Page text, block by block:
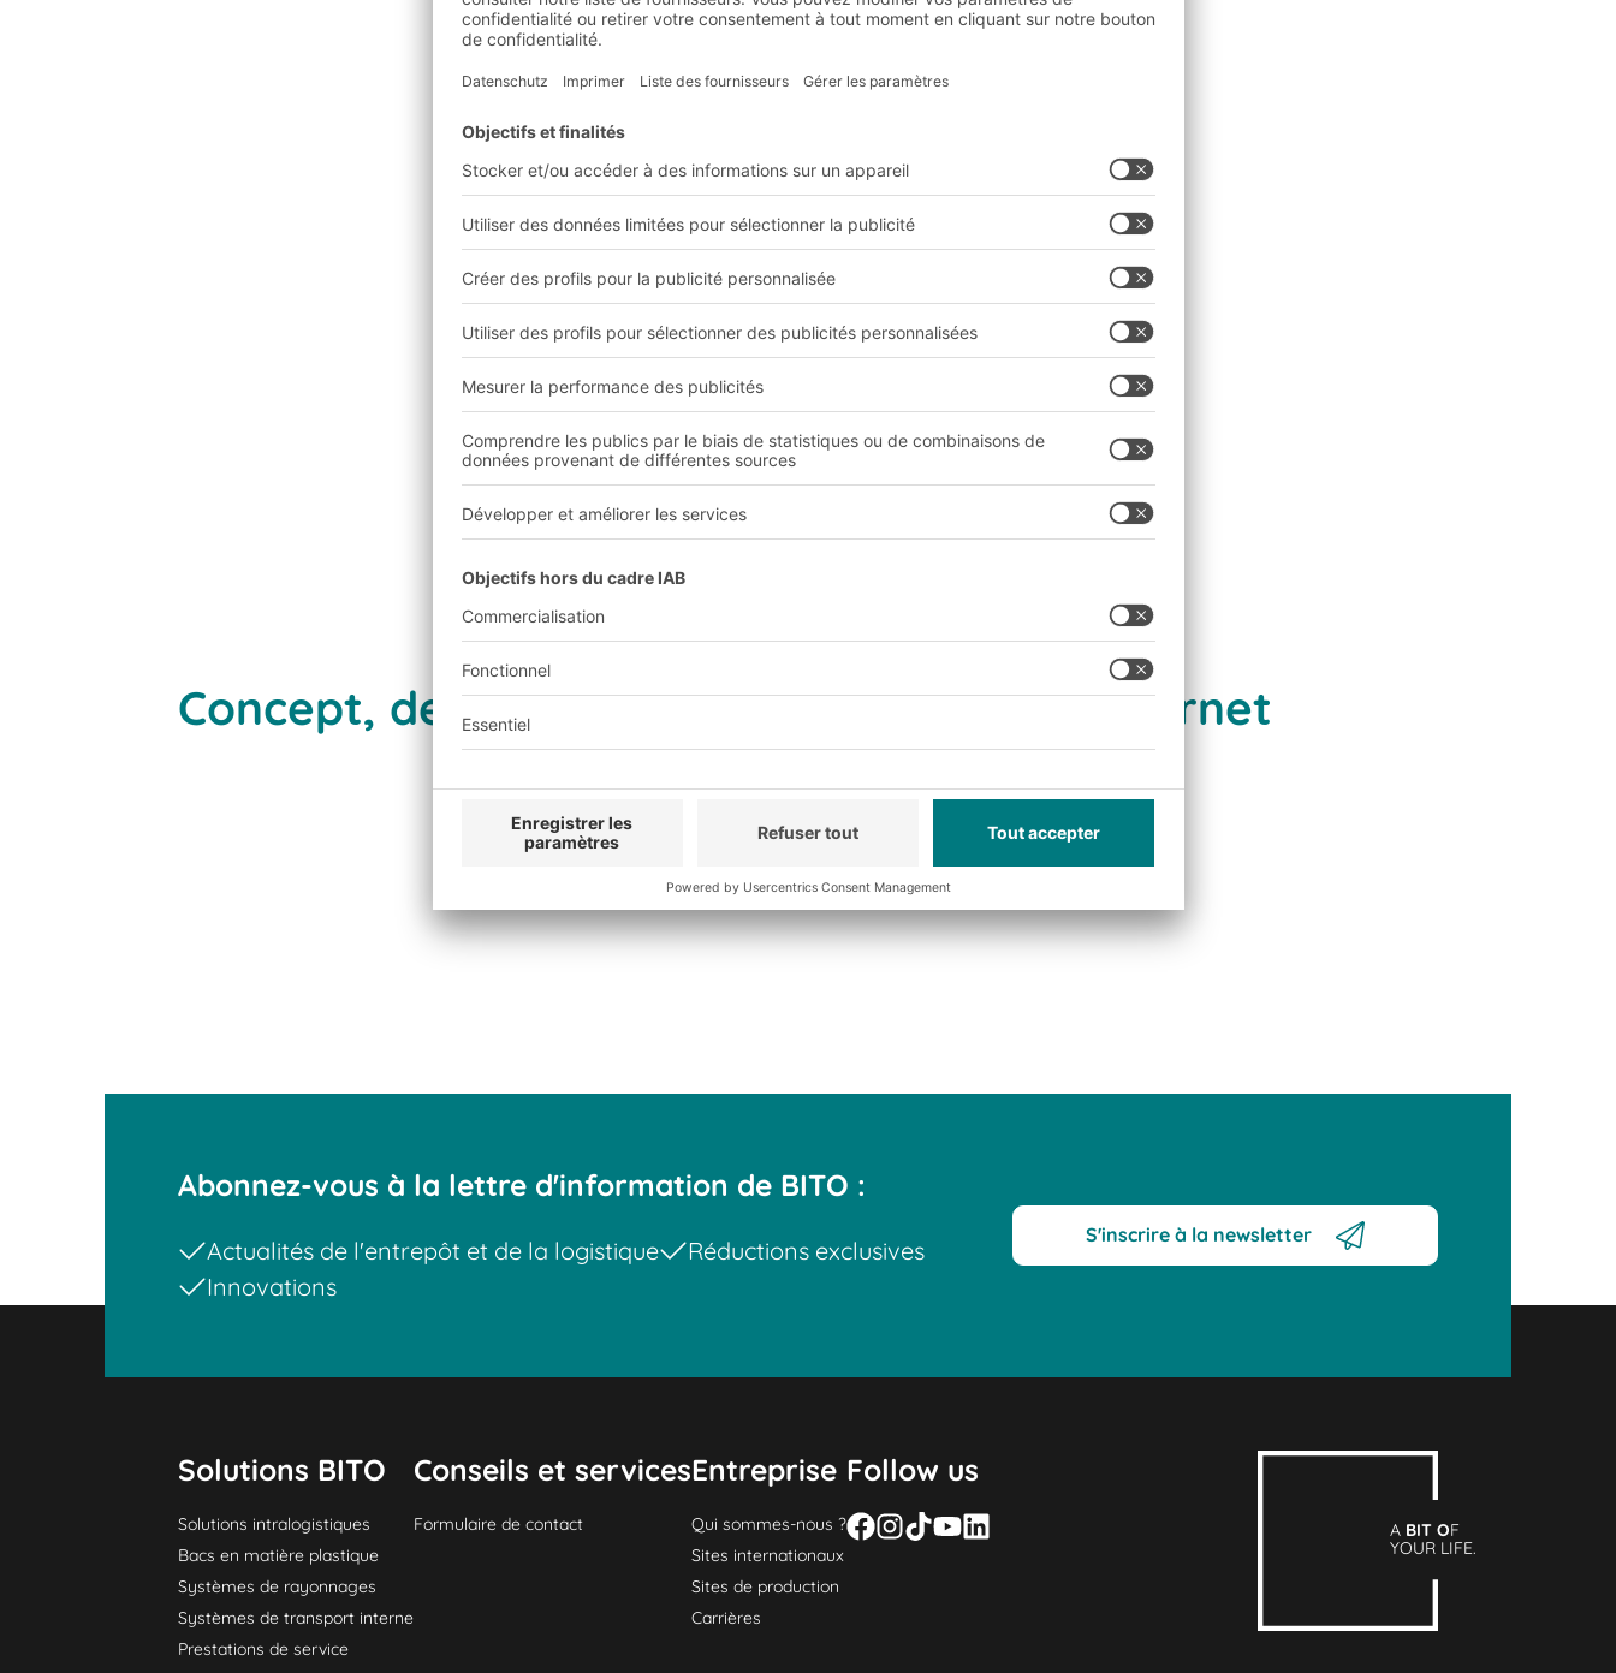
Concept, design et réalisation de ce site Internet
Abonnez-vous à la lettre d'information de BITO :
Actualités de l'entrepôt et de la logistique
Réductions exclusives
Innovations
S'inscrire à la newsletter
Solutions BITO
Solutions intralogistiques
Bacs en matière plastique
Systèmes de rayonnages
Systèmes de transport interne
Prestations de service
Conseils et services
Formulaire de contact
Entreprise
Qui sommes-nous ?
Sites internationaux
Sites de production
Carrières
Follow us
A BIT OF
YOUR LIFE.